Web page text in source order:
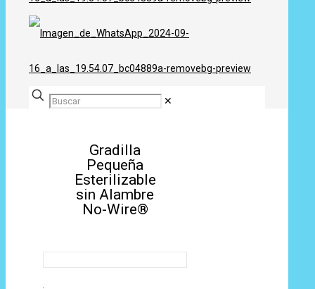
✕
Gradilla
Pequeña
Esterilizable
sin Alambre
No-Wire®